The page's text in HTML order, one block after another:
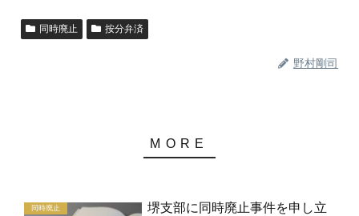
同時廃止 按分弁済
野村剛司
同時廃止
堺支部に同時廃止事件を申し立